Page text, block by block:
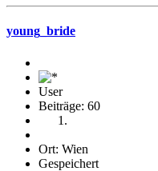
young_bride
User
Beiträge: 60
Ort: Wien
Gespeichert